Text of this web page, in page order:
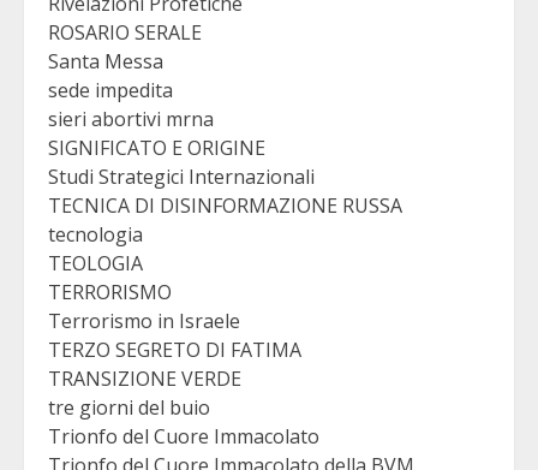
ROSARIO SERALE
Santa Messa
sede impedita
sieri abortivi mrna
SIGNIFICATO E ORIGINE
Studi Strategici Internazionali
TECNICA DI DISINFORMAZIONE RUSSA
tecnologia
TEOLOGIA
TERRORISMO
Terrorismo in Israele
TERZO SEGRETO DI FATIMA
TRANSIZIONE VERDE
tre giorni del buio
Trionfo del Cuore Immacolato